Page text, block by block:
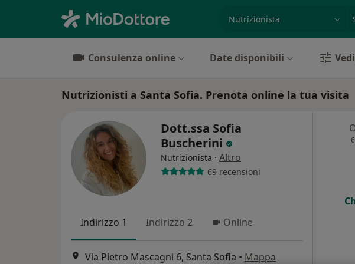
Consulenza online Date disponibili
Nutrizionisti a Santa Sofia. Prenota online la tua visita
Dott.ssa Sofia
Buscherini
Nutrizionista · Altro
69 recensioni
Indirizzo 1 Indirizzo 2 Online
Via Pietro Mascagni 6, Santa Sofia • Mappa